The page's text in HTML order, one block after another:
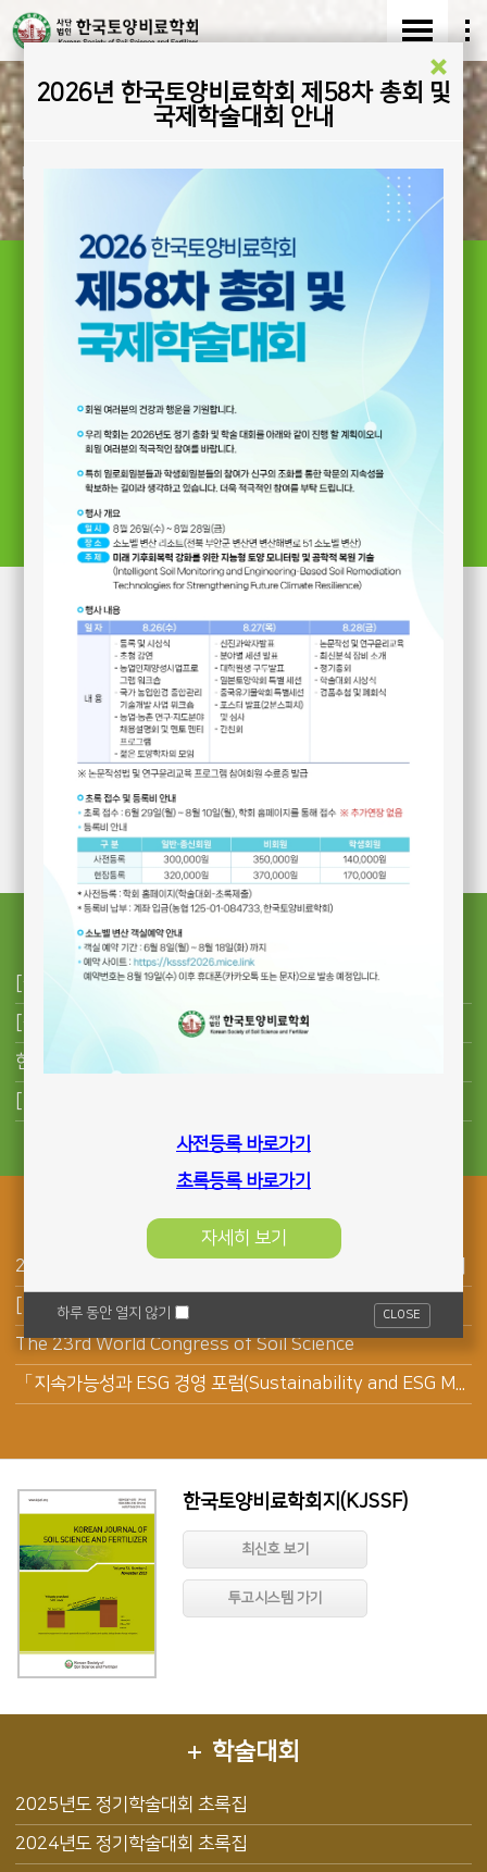
한국토양비료학회
Korean Society of Soil Science and Fertilizer
Log-in
Log-in
회원가입 PW 찾기
* 아이디를 잊으신 분은 학회 사무국으로
문의해주시기 바랍니다.
[농협경제지주 자재사업부] 전문계약직 채용 공고
한국토양비료학회지의 초록 작성 규정 변경
행사안내
2026년 한국토양비료학회 제58차 총회 및 국제학술대회 안내
[한국농업기술진흥원]2026 스마트농업 AI 경진대회 개최
The 23rd World Congress of Soil Science
「지속가능성과 ESG 경영 포럼(Sustainability and ESG Management Forum) 개최 안내
한국토양비료학회지(KJSSF)
최신호 보기
투고시스템 가기
학술대회
2025년도 정기학술대회 초록집
2024년도 정기학술대회 초록집
2026년 한국토양비료학회 제58차 총회 및
국제학술대회 안내
사전등록 바로가기
초록등록 바로가기
자세히 보기
하루 동안 열지 않기 CLOSE